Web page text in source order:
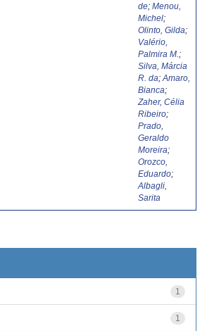
de; Menou,
Michel;
Olinto, Gilda;
Valério,
Palmira M. ;
Silva, Márcia
R. da; Amaro,
Bianca;
Zaher, Célia
Ribeiro;
Prado,
Geraldo
Moreira;
Orozco,
Eduardo;
Albagli,
Sarita
1
1